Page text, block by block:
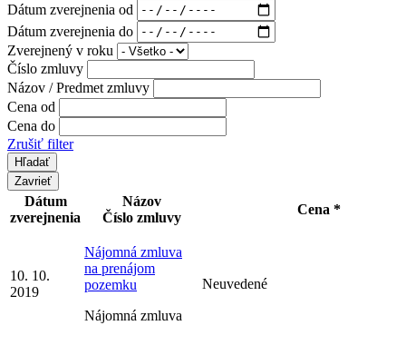
Dátum zverejnenia od
Dátum zverejnenia do
Zverejnený v roku
Číslo zmluvy
Názov / Predmet zmluvy
Cena od
Cena do
Zrušiť filter
Zavrieť
Dátum
zverejnenia
Názov
Číslo zmluvy
Cena *
10. 10.
2019
Nájomná zmluva
na prenájom
pozemku
Nájomná zmluva
Neuvedené